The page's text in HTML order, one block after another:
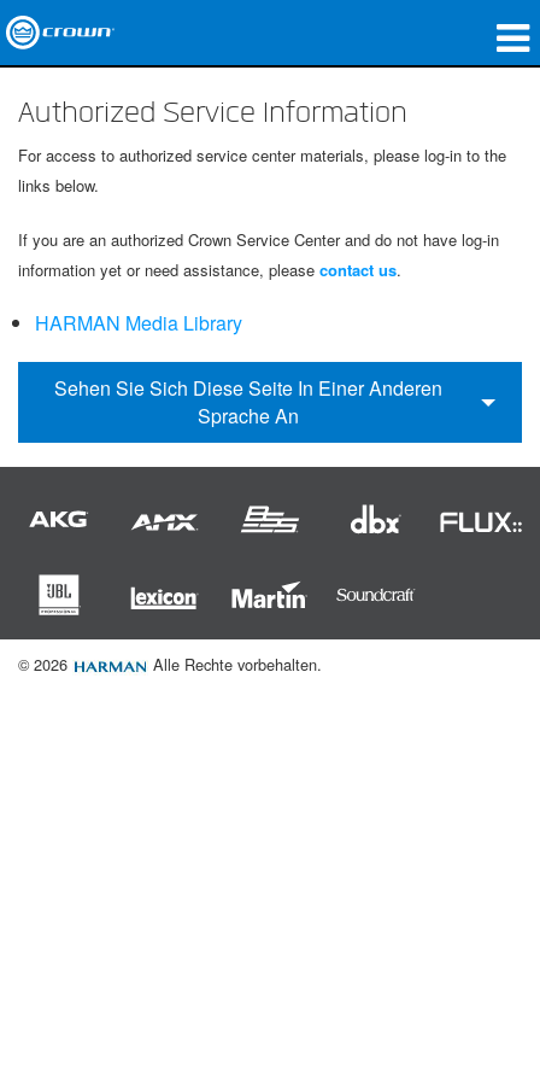
Anwendungen
Netzwerk-Audio
Wo zu kaufen
Unsere Geschichte
Support
Authorized Service Information
For access to authorized service center materials, please log-in to the
links below.
If you are an authorized Crown Service Center and do not have log-in
information yet or need assistance, please contact us.
HARMAN Media Library
Sehen Sie Sich Diese Seite In Einer Anderen
Sprache An
© 2026 Alle Rechte vorbehalten.